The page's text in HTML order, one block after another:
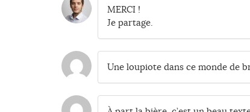
MERCI !
Je partage.
Une loupiote dans ce monde de